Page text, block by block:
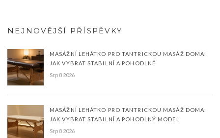
NEJNOVĚJŠÍ PŘÍSPĚVKY
MASÁŽNÍ LEHÁTKO PRO TANTRICKOU MASÁŽ DOMA:
JAK VYBRAT STABILNÍ A POHODLNÉ
Srp 8 2026
MASÁŽNÍ LEHÁTKO PRO TANTRICKOU MASÁŽ DOMA:
JAK VYBRAT STABILNÍ A POHODLNÝ MODEL
Srp 8 2026